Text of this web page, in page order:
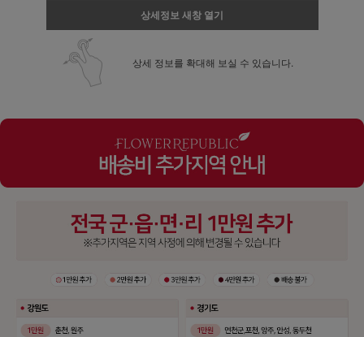
상세정보 새창 열기
상세 정보를 확대해 보실 수 있습니다.